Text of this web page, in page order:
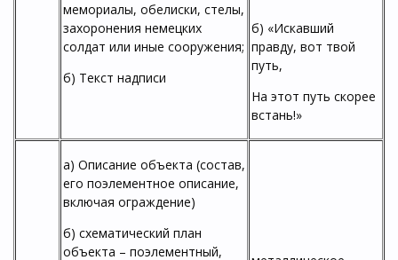
мемориалы, обелиски, стелы,
захоронения немецких
солдат или иные сооружения;
б) Текст надписи
б) «Искавший
правду, вот твой
путь,
На этот путь скорее
встань!»
а) Описание объекта (состав,
его поэлементное описание,
включая ограждение)
б) схематический план
объекта – поэлементный,